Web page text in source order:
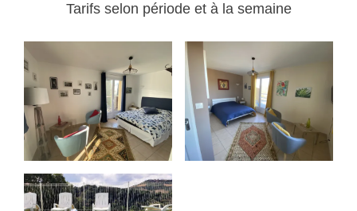
Tarifs selon période et à la semaine